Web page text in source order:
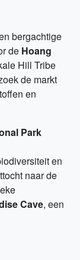
bergachtige
de Hoang
Hill Tribe
de markt
en
Park
en
naar de
Cave, een